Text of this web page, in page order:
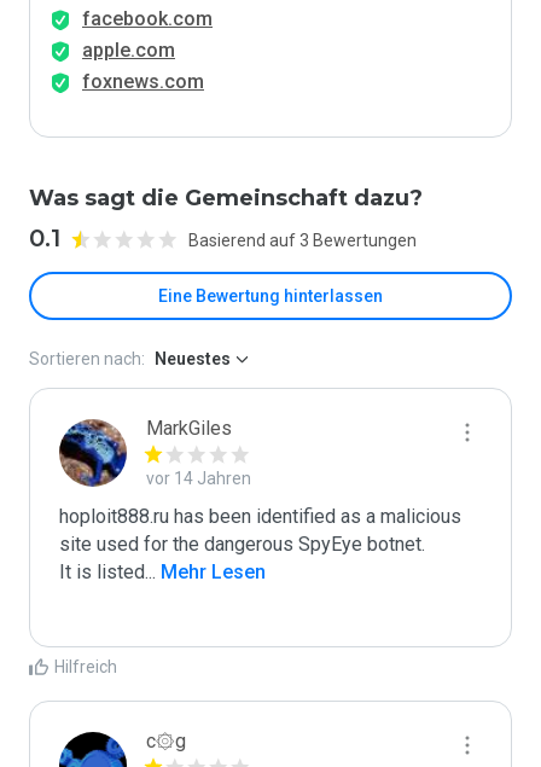
facebook.com
apple.com
foxnews.com
Was sagt die Gemeinschaft dazu?
0.1 Basierend auf 3 Bewertungen
Eine Bewertung hinterlassen
Sortieren nach: Neuestes
MarkGiles
vor 14 Jahren
hoploit888.ru has been identified as a malicious
site used for the dangerous SpyEye botnet.
It is listed... Mehr Lesen
Hilfreich
c۞g